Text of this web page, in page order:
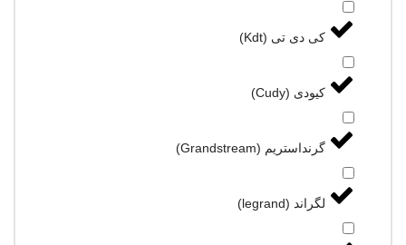
کی دی تی (Kdt)
کیودی (Cudy)
گرنداستریم (Grandstream)
لگراند (legrand)